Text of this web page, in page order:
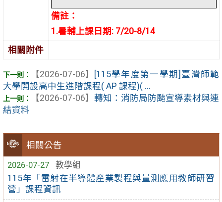
相關公告
2026-07-27
教學組
115年「雷射在半導體產業製程與量測應用教師研習
營」課程資訊
備註：
1.暑輔上課日期: 7/20-8/14
相關附件
【2026-07-06】
[115學年度第一學期]臺灣師範
大學開設高中生進階課程( AP 課程)( ...
【2026-07-06】 轉知：消防局防颱宣導素材與連
結資料